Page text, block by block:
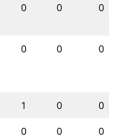
0 0 0
0 0 0
1 0
0
0 0 0